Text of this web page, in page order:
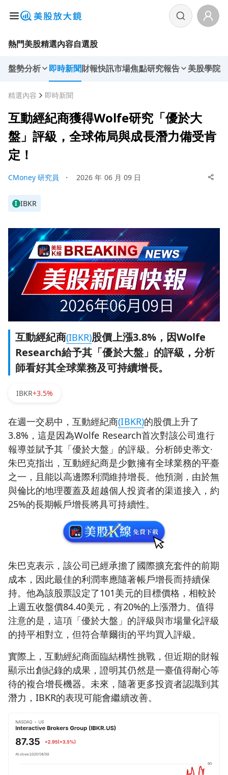
熱門美股精選內容自選股
盤勢分析 即時新聞財報快訊市場焦點研究報告 美股學院
精選內容 即時新聞
互動經紀商獲得Wolfe研究「優於大
盤」評級，全球佈局與成長潛力備受肯
定！
CMoney 研究員 ・ 2026 年 06 月 09 日
I IBKR
互動經紀商(IBKR)股價上漲3.8%，因Wolfe
Research給予其「優於大盤」的評級，分析
師看好其全球業務及可持續增長。
IBKR+3.5%
在週一交易中，互動經紀商(IBKR)的股價上升了
3.8%，這是因為Wolfe Research首次對該公司進行
報導並賦予其「優於大盤」的評級。分析師史蒂文·
朱巴克指出，互動經紀商是少數擁有全球業務的平臺
之一，且能以高邊際利潤維持增長。他預測，由於無
與倫比的地理覆蓋及超越個人投資者的渠道接入，約
25%的長期帳戶增長將具可持續性。
朱巴克表示，該公司已經承擔了國際擴充套件的前期
成本，因此最佳的利潤率應隨著帳戶增長而持續保
持。他為該股票設定了101美元的目標價格，相較於
上週五收盤價84.40美元，有20%的上漲潛力。值得
注意的是，這項「優於大盤」的評級與市場量化評級
的持平相對立，但符合華爾街的平均買入評級。
實際上，互動經紀商面臨結構性挑戰，但近期的財報
顯示出創紀錄的成果，證明其仍然是一臺值得耐心等
待的複合增長機器。未來，隨著更多投資者認識到其
潛力，IBKR的表現可能會繼續改善。